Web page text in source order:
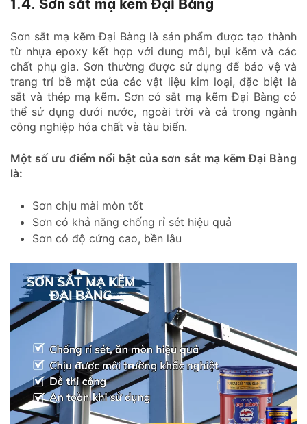
1.4. Sơn sắt mạ kẽm Đại Bàng
Sơn sắt mạ kẽm Đại Bàng là sản phẩm được tạo thành
từ nhựa epoxy kết hợp với dung môi, bụi kẽm và các
chất phụ gia. Sơn thường được sử dụng để bảo vệ và
trang trí bề mặt của các vật liệu kim loại, đặc biệt là
sắt và thép mạ kẽm. Sơn có sắt mạ kẽm Đại Bàng có
thể sử dụng dưới nước, ngoài trời và cả trong ngành
công nghiệp hóa chất và tàu biển.
Một số ưu điểm nổi bật của sơn sắt mạ kẽm Đại Bàng
là:
Sơn chịu mài mòn tốt
Sơn có khả năng chống rỉ sét hiệu quả
Sơn có độ cứng cao, bền lâu